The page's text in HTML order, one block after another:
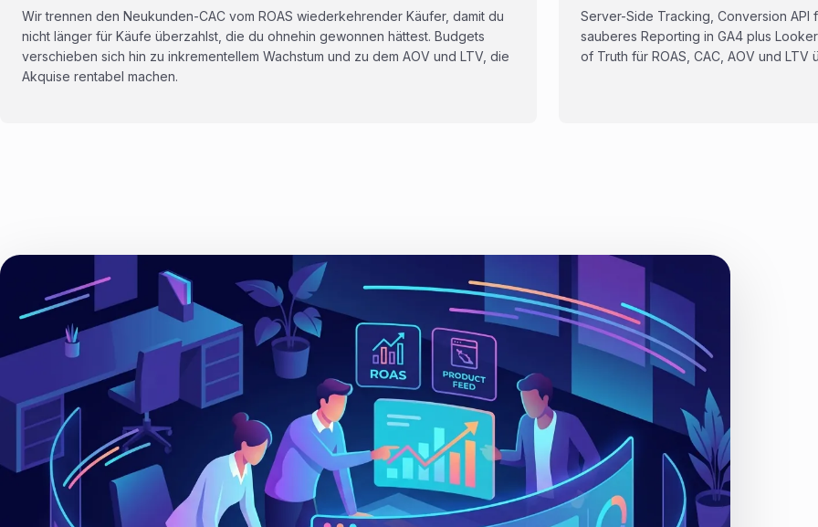
Wir trennen den Neukunden-CAC vom ROAS wiederkehrender Käufer, damit du
nicht länger für Käufe überzahlst, die du ohnehin gewonnen hättest. Budgets
verschieben sich hin zu inkrementellem Wachstum und zu dem AOV und LTV, die
Akquise rentabel machen.
Server-Side Tracking, Conversion
sauberes Reporting in GA4 plus
of Truth für ROAS, CAC, AOV und LTV